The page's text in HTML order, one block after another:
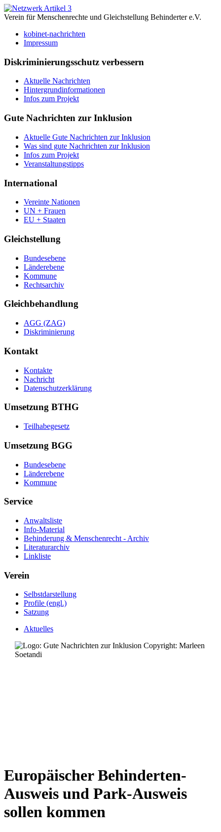
Verein für Menschenrechte und Gleichstellung Behinderter e.V.
kobinet-nachrichten
Impressum
Diskriminierungsschutz verbessern
Aktuelle Nachrichten
Hintergrundinformationen
Infos zum Projekt
Gute Nachrichten zur Inklusion
Aktuelle Gute Nachrichten zur Inklusion
Was sind gute Nachrichten zur Inklusion
Infos zum Projekt
Veranstaltungstipps
International
Vereinte Nationen
UN + Frauen
EU + Staaten
Gleichstellung
Bundesebene
Länderebene
Kommune
Rechtsarchiv
Gleichbehandlung
AGG (ZAG)
Diskriminierung
Kontakt
Kontakte
Nachricht
Datenschutzerklärung
Umsetzung BTHG
Teilhabegesetz
Umsetzung BGG
Bundesebene
Länderebene
Kommune
Service
Anwaltsliste
Info-Material
Behinderung & Menschenrecht - Archiv
Literaturarchiv
Linkliste
Verein
Selbstdarstellung
Profile (engl.)
Satzung
Aktuelles
Europäischer Behinderten-
Ausweis und Park-Ausweis
sollen kommen